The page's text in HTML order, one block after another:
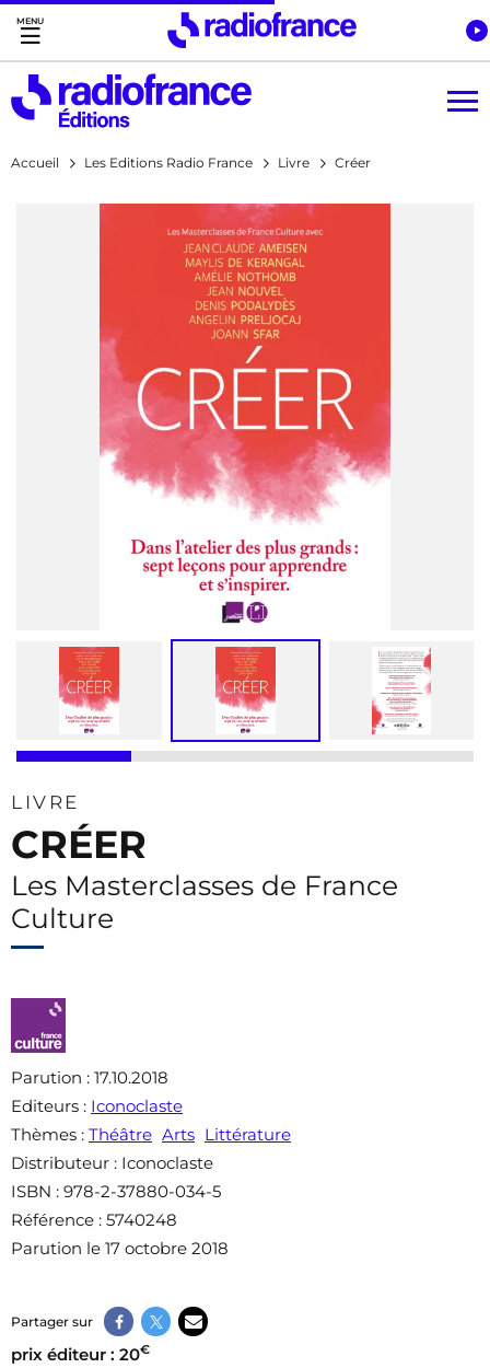
Accès direct :
Menu principal
Contenu
Accueil Les Editions Radio France Livre Créer
LIVRE
CRÉER
Les Masterclasses de France
Culture
Parution : 17.10.2018
Editeurs : Iconoclaste
Thèmes : Théâtre Arts Littérature
Distributeur : Iconoclaste
ISBN : 978-2-37880-034-5
Référence : 5740248
Parution le 17 octobre 2018
Partager sur
prix éditeur : 20€